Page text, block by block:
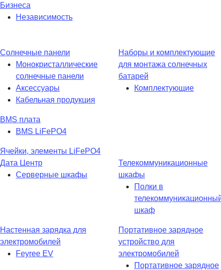
Бизнеса
Независимость
Солнечные панели
Монокристаллические
солнечные панели
Аксессуары
Кабельная продукция
Наборы и комплектующие
для монтажа солнечных
батарей
Комплектующие
BMS плата
BMS LiFePO4
Ячейки, элементы LiFePO4
Дата Центр
Серверные шкафы
Телекоммуникационные
шкафы
Полки в
шкаф
Настенная зарядка для
электромобилей
Feyree EV
Портативное зарядное
устройство для
электромобилей
Портативное зарядное